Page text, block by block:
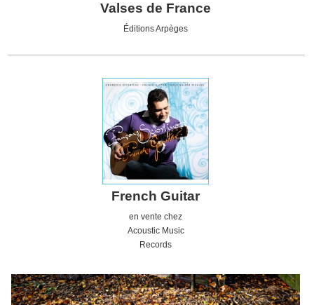
Valses de France
Éditions Arpèges
French Guitar
en vente chez
Acoustic Music
Records